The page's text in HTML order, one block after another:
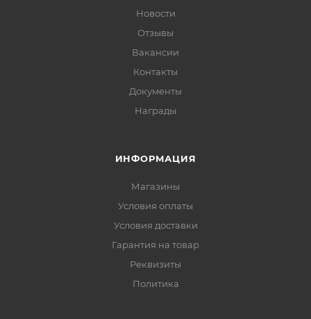
Новости
Отзывы
Вакансии
Контакты
Документы
Награды
ИНФОРМАЦИЯ
Магазины
Условия оплаты
Условия доставки
Гарантия на товар
Реквизиты
Политика